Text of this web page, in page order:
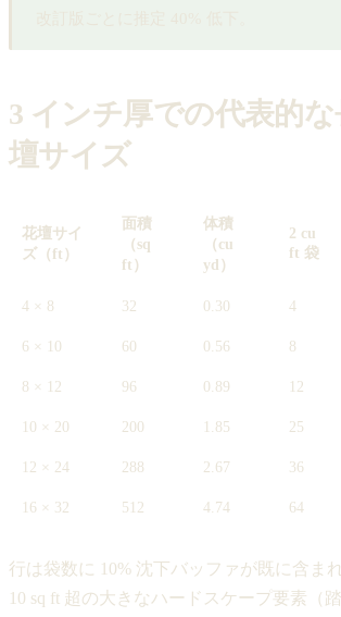
3 インチ厚での代表的
壇サイズ
花壇サイ
ズ（ft）
面積
（sq
ft）
体積
（cu
yd）
2 cu
ft 袋
4 × 8 32 0.30 4
6 × 10 60 0.56 8
8 × 12 96 0.89 12
10 × 20 200 1.85 25
12 × 24 288 2.67 36
16 × 32 512 4.74 64
行は袋数に 10% 沈下バッファが既に含ま
10 sq ft 超の大きなハードスケープ要素（